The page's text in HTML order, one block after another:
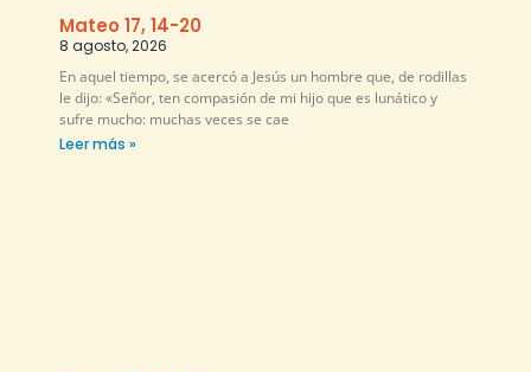
Mateo 17, 14-20
8 agosto, 2026
En aquel tiempo, se acercó a Jesús un hombre que, de rodillas
le dijo: «Señor, ten compasión de mi hijo que es lunático y
sufre mucho: muchas veces se cae
Leer más »